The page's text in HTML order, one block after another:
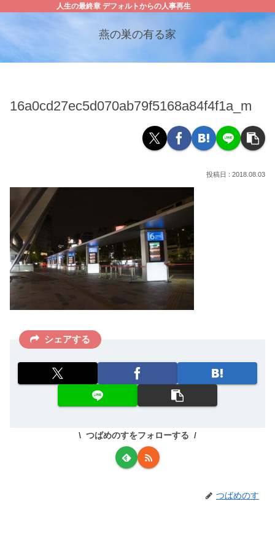
人生の最終章 デフォルトからの人事再生
燕の巣の有る家
16a0cd27ec5d070ab79f5168a84f4f1a_m
2018.08.03
シェアする
つばめのすをフォローする
つばめのす